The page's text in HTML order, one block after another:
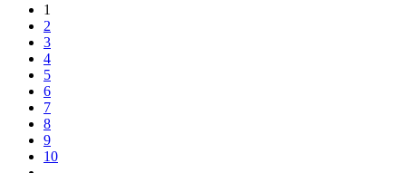
1
2
3
4
5
6
7
8
9
10